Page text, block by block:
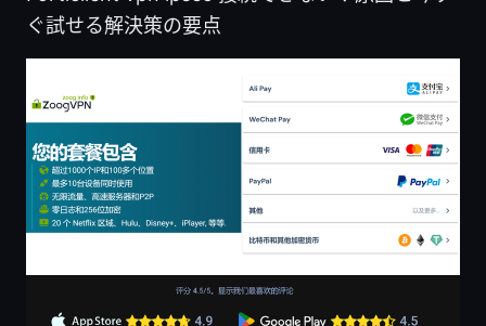
ぐ試せる解決策の要点